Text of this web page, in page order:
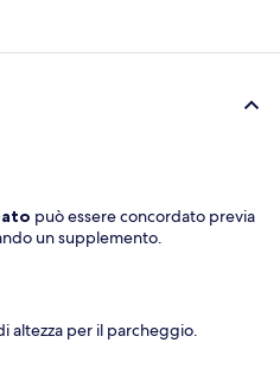
può essere concordato previa
un supplemento.
altezza per il parcheggio.